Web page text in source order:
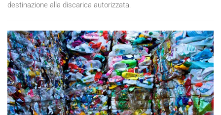
destinazione alla discarica autorizzata.